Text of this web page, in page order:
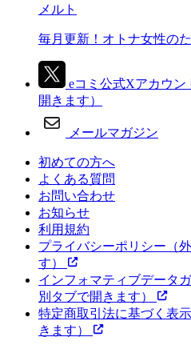
メルト
毎月更新！オトナ女性の
eコミ公式Xアカウン
開きます）
メールマガジン
初めての方へ
よくある質問
お問い合わせ
お知らせ
利用規約
プライバシーポリシー （
す）
インフォマティブデータ
別タブで開きます）
特定商取引法に基づく表示
きます）